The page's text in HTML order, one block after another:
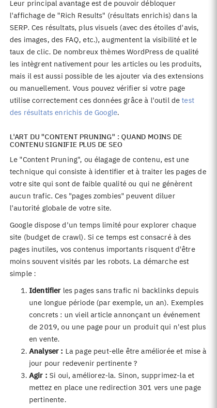
Leur principal avantage est de pouvoir débloquer
l'affichage de "Rich Results" (résultats enrichis) dans la
SERP. Ces résultats, plus visuels (avec des étoiles d'avis,
des images, des FAQ, etc.), augmentent la visibilité et le
taux de clic. De nombreux thèmes WordPress de qualité
les intègrent nativement pour les articles ou les produits,
mais il est aussi possible de les ajouter via des extensions
ou manuellement. Vous pouvez vérifier si votre page
utilise correctement ces données grâce à l'outil detest
des résultats enrichis de Google.
L'ART DU "CONTENT PRUNING" : QUAND MOINS DE
CONTENU SIGNIFIE PLUS DE SEO
Le "Content Pruning", ou élagage de contenu, est une
technique qui consiste à identifier et à traiter les pages de
votre site qui sont de faible qualité ou qui ne génèrent
aucun trafic. Ces "pages zombies" peuvent diluer
l'autorité globale de votre site.
Google dispose d'un temps limité pour explorer chaque
site (budget de crawl). Si ce temps est consacré à des
pages inutiles, vos contenus importants risquent d'être
moins souvent visités par les robots. La démarche est
simple :
Identifier les pages sans trafic ni backlinks depuis
une longue période (par exemple, un an). Exemples
concrets : un vieil article annonçant un événement
de 2019, ou une page pour un produit qui n'est plus
en vente.
Analyser : La page peut-elle être améliorée et mise à
jour pour redevenir pertinente ?
Agir : Si oui, améliorez-la. Sinon, supprimez-la et
mettez en place une redirection 301 vers une page
pertinente.